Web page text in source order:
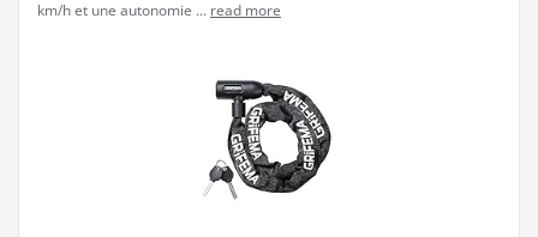
km/h et une autonomie ... read more